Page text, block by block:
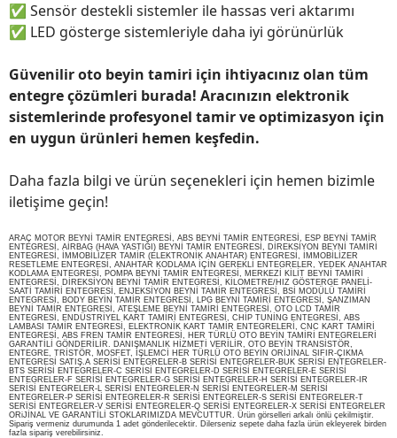
✅ Sensör destekli sistemler ile hassas veri aktarımı
✅ LED gösterge sistemleriyle daha iyi görünürlük
Güvenilir oto beyin tamiri için ihtiyacınız olan tüm
entegre çözümleri burada! Aracınızın elektronik
sistemlerinde profesyonel tamir ve optimizasyon için
en uygun ürünleri hemen keşfedin.
Daha fazla bilgi ve ürün seçenekleri için hemen bizimle
iletişime geçin!
ARAÇ MOTOR BEYNİ TAMİR ENTEGRESİ, ABS BEYNİ TAMİR ENTEGRESİ, ESP BEYNİ TAMİR
ENTEGRESİ, AİRBAG (HAVA YASTIĞI) BEYNİ TAMİR ENTEGRESİ, DİREKSİYON BEYNİ TAMİRİ
ENTEGRESİ, İMMOBİLİZER TAMİR (ELEKTRONİK ANAHTAR) ENTEGRESİ, İMMOBİLİZER
RESETLEME ENTEGRESİ, ANAHTAR KODLAMA İÇİN GEREKLİ ENTEGRELER, YEDEK ANAHTAR
KODLAMA ENTEGRESİ, POMPA BEYNİ TAMİR ENTEGRESİ, MERKEZİ KİLİT BEYNİ TAMİRİ
ENTEGRESİ, DİREKSİYON BEYNİ TAMİR ENTEGRESİ, KİLOMETRE/HIZ GÖSTERGE PANELİ-
SAATİ TAMİRİ ENTEGRESİ, ENJEKSİYON BEYNİ TAMİR ENTEGRESİ, BSİ MODÜLÜ TAMİRİ
ENTEGRESİ, BODY BEYİN TAMİR ENTEGRESİ, LPG BEYNİ TAMİRİ ENTEGRESİ, ŞANZIMAN
BEYNİ TAMİR ENTEGRESİ, ATEŞLEME BEYNİ TAMİRİ ENTEGRESİ, OTO LCD TAMİR
ENTEGRESİ, ENDÜSTRİYEL KART TAMİRİ ENTEGRESİ, CHİP TUNİNG ENTEGRESİ, ABS
LAMBASI TAMİR ENTEGRESİ, ELEKTRONİK KART TAMİR ENTEGRELERİ, CNC KART TAMİRİ
ENTEGRESİ, ABS FREN TAMİR ENTEGRESİ, HER TÜRLÜ OTO BEYİN TAMİRİ ENTEGRELERİ
GARANTİLİ GÖNDERİLİR. DANIŞMANLIK HİZMETİ VERİLİR, OTO BEYİN TRANSİSTÖR,
ENTEGRE, TRİSTÖR, MOSFET, İŞLEMCİ HER TÜRLÜ OTO BEYİN ORİJİNAL SIFIR-ÇIKMA
ENTEGRESİ SATIŞ.A SERİSİ ENTEGRELER-B SERİSİ ENTEGRELER-BUK SERİSİ ENTEGRELER-
BTS SERİSİ ENTEGRELER-C SERİSİ ENTEGRELER-D SERİSİ ENTEGRELER-E SERİSİ
ENTEGRELER-F SERİSİ ENTEGRELER-G SERİSİ ENTEGRELER-H SERİSİ ENTEGRELER-IR
SERİSİ ENTEGRELER-L SERİSİ ENTEGRELER-N SERİSİ ENTEGRELER-M SERİSİ
ENTEGRELER-P SERİSİ ENTEGRELER-R SERİSİ ENTEGRELER-S SERİSİ ENTEGRELER-T
SERİSİ ENTEGRELER-V SERİSİ ENTEGRELER-Q SERİSİ ENTEGRELER-X SERİSİ ENTEGRELER
ORiJİNAL VE GARANTİLİ STOKLARIMIZDA MEVCUTTUR. Ürün görselleri arkalı önlü çekilmiştir.
Sipariş vermeniz durumunda 1 adet gönderilecektir. Dilerseniz sepete daha fazla ürün ekleyerek birden
fazla sipariş verebilirsiniz.